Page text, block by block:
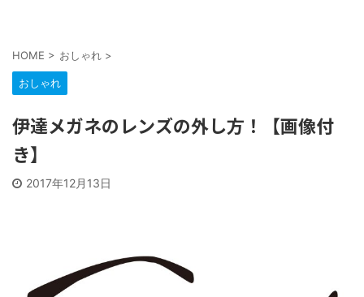
HOME > おしゃれ >
おしゃれ
伊達メガネのレンズの外し方！【画像付
き】
2017年12月13日